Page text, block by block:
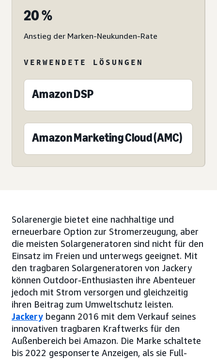
20 %
Anstieg der Marken-Neukunden-Rate
VERWENDETE LÖSUNGEN
Amazon DSP
Amazon Marketing Cloud (AMC)
Solarenergie bietet eine nachhaltige und
erneuerbare Option zur Stromerzeugung, aber
die meisten Solargeneratoren sind nicht für den
Einsatz im Freien und unterwegs geeignet. Mit
den tragbaren Solargeneratoren von Jackery
können Outdoor-Enthusiasten ihre Abenteuer
jedoch mit Strom versorgen und gleichzeitig
ihren Beitrag zum Umweltschutz leisten.
Jackery begann 2016 mit dem Verkauf seines
innovativen tragbaren Kraftwerks für den
Außenbereich bei Amazon. Die Marke schaltete
bis 2022 gesponserte Anzeigen, als sie Full-